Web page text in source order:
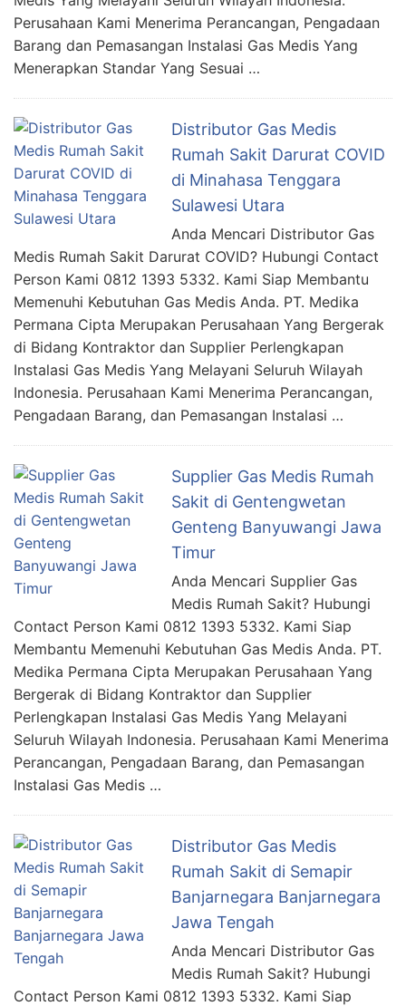
Perusahaan Kami Menerima Perancangan, Pengadaan
Barang dan Pemasangan Instalasi Gas Medis Yang
Menerapkan Standar Yang Sesuai …
Distributor Gas Medis
Rumah Sakit Darurat COVID
di Minahasa Tenggara
Sulawesi Utara
Anda Mencari Distributor Gas
Medis Rumah Sakit Darurat COVID? Hubungi Contact
Person Kami 0812 1393 5332. Kami Siap Membantu
Memenuhi Kebutuhan Gas Medis Anda. PT. Medika
Permana Cipta Merupakan Perusahaan Yang Bergerak
di Bidang Kontraktor dan Supplier Perlengkapan
Instalasi Gas Medis Yang Melayani Seluruh Wilayah
Indonesia. Perusahaan Kami Menerima Perancangan,
Pengadaan Barang, dan Pemasangan Instalasi …
Supplier Gas Medis Rumah
Sakit di Gentengwetan
Genteng Banyuwangi Jawa
Timur
Anda Mencari Supplier Gas
Medis Rumah Sakit? Hubungi
Contact Person Kami 0812 1393 5332. Kami Siap
Membantu Memenuhi Kebutuhan Gas Medis Anda. PT.
Medika Permana Cipta Merupakan Perusahaan Yang
Bergerak di Bidang Kontraktor dan Supplier
Perlengkapan Instalasi Gas Medis Yang Melayani
Seluruh Wilayah Indonesia. Perusahaan Kami Menerima
Perancangan, Pengadaan Barang, dan Pemasangan
Instalasi Gas Medis …
Distributor Gas Medis
Rumah Sakit di Semapir
Banjarnegara Banjarnegara
Jawa Tengah
Anda Mencari Distributor Gas
Medis Rumah Sakit? Hubungi
Contact Person Kami 0812 1393 5332. Kami Siap